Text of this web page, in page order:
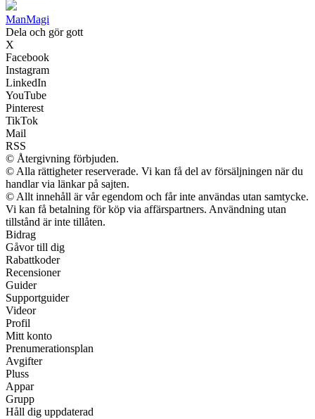
ManMagi
Dela och gör gott
X
Facebook
Instagram
LinkedIn
YouTube
Pinterest
TikTok
Mail
RSS
© Återgivning förbjuden.
© Alla rättigheter reserverade. Vi kan få del av försäljningen när du
handlar via länkar på sajten.
© Allt innehåll är vår egendom och får inte användas utan samtycke.
Vi kan få betalning för köp via affärspartners. Användning utan
tillstånd är inte tillåten.
Bidrag
Gåvor till dig
Rabattkoder
Recensioner
Guider
Supportguider
Videor
Profil
Mitt konto
Prenumerationsplan
Avgifter
Pluss
Appar
Grupp
Håll dig uppdaterad